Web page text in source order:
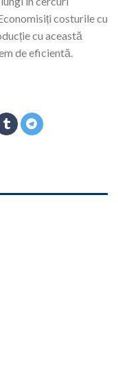
costurile cu
cu această
de eficientă.